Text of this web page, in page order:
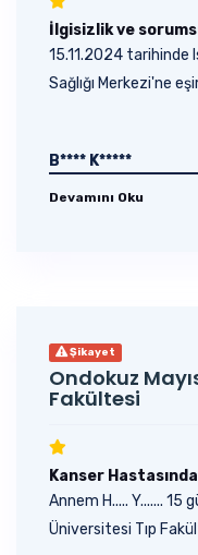
İlgisizlik ve
15.11.2024 tarihinde
Sağlığı Merkezi'ne
B**** K*****
Devamını Oku
Şikayet
Ondokuz
Fakültesi
Kanser
Annem H..... Y....... 15 gün önce